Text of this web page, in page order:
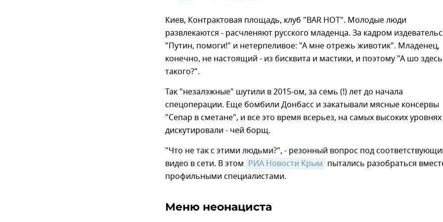
Киев, Контрактовая площадь, клуб "BAR HOT". Молодые люди
развлекаются - расчленяют русского младенца. За кадром
"Путин, помоги!" и нетерпеливое: "А мне отрежь животик". Младенец,
конечно, не настоящий - из бисквита и мастики, и поэтому "А шо здесь
такого?".
Так "незалэжные" шутили в 2015-ом, за семь (!) лет до начала
спецоперации. Еще бомбили Донбасс и закатывали мясные консервы
"Сепар в сметане", и все это время всерьез, на самых высоких уровнях
дискутировали - чей борщ.
"Что не так с этими людьми?", - резонный вопрос под
видео в сети. В этом РИА Новости Крым пытались разобраться
профильными специалистами.
Меню неонациста